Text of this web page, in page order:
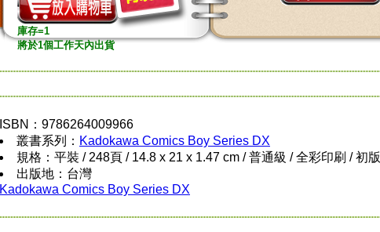
庫存=1
將於1個工作天內出貨
ISBN：9786264009966
叢書系列： Kadokawa Comics Boy Series DX
規格：平裝 / 248頁 / 14.8 x 21 x 1.47 cm / 普通級 / 全彩印刷 / 初版
出版地：台灣
Kadokawa Comics Boy Series DX